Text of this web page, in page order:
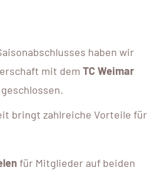
haben wir
mit dem TC Weimar
bringt zahlreiche Vorteile für
für Mitglieder auf beiden